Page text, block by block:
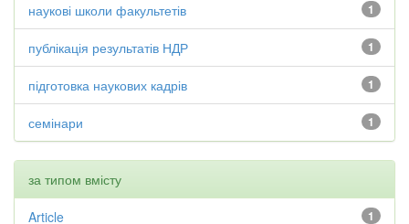
1
наукові школи факультетів
1
публікація результатів НДР
1
підготовка наукових кадрів
1
семінари
за типом вмісту
1
Article